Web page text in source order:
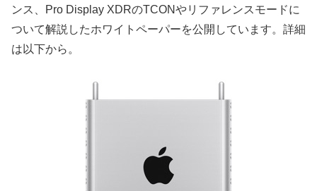
ンス、Pro Display XDRのTCONやリファレンスモードに
ついて解説したホワイトペーパーを公開しています。詳細
は以下から。